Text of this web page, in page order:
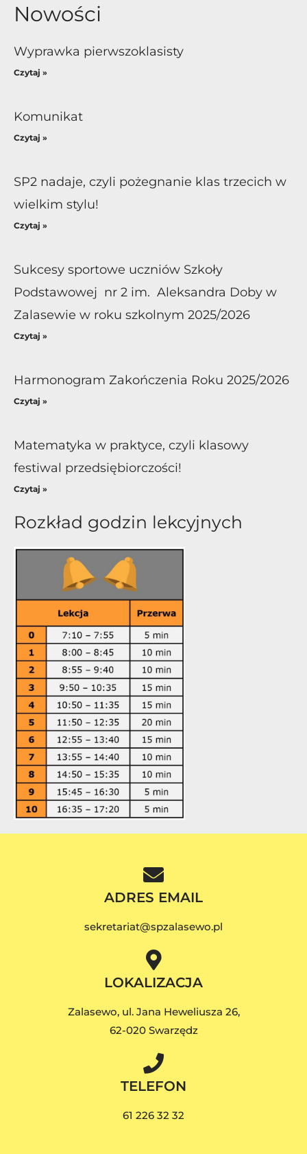
Nowości
Wyprawka pierwszoklasisty
Czytaj »
Komunikat
Czytaj »
SP2 nadaje, czyli pożegnanie klas trzecich w
wielkim stylu!
Czytaj »
Sukcesy sportowe uczniów Szkoły
Podstawowej nr 2 im. Aleksandra Doby w
Zalasewie w roku szkolnym 2025/2026
Czytaj »
Harmonogram Zakończenia Roku 2025/2026
Czytaj »
Matematyka w praktyce, czyli klasowy
festiwal przedsiębiorczości!
Czytaj »
Rozkład godzin lekcyjnych
ADRES EMAIL
sekretariat@spzalasewo.pl
LOKALIZACJA
Zalasewo, ul. Jana Heweliusza 26,
62-020 Swarzędz
TELEFON
61 226 32 32